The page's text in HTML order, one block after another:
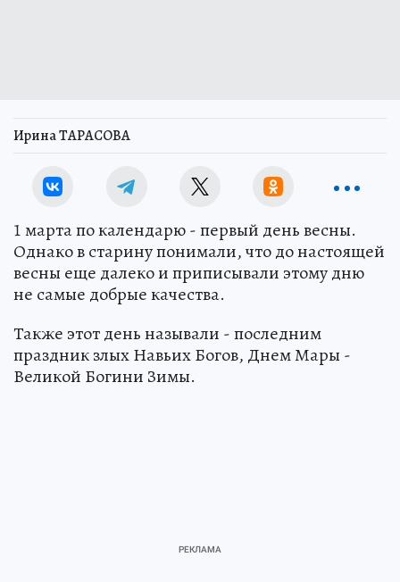
Ирина ТАРАСОВА
1 марта по календарю - первый день весны.
Однако в старину понимали, что до настоящей
весны еще далеко и приписывали этому дню
не самые добрые качества.
Также этот день называли - последним
праздник злых Навьих Богов, Днем Мары -
Великой Богини Зимы.